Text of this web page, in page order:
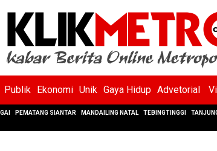
Publik Ekonomi Unik Gaya Hidup Advetorial
PEMATANG SIANTAR MANDAILING NATAL TEBINGTINGGI